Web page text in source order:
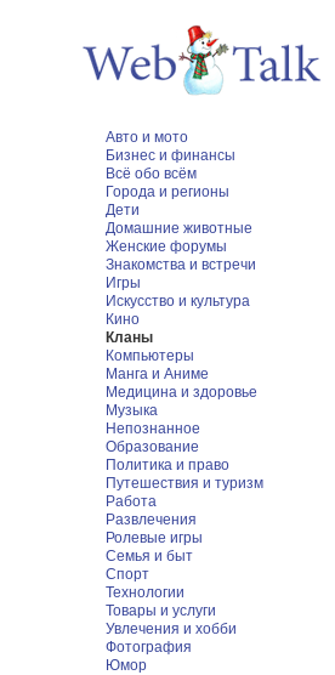
Авто и мото
Бизнес и финансы
Всё обо всём
Города и регионы
Дети
Домашние животные
Женские форумы
Знакомства и встречи
Игры
Искусство и культура
Кино
Кланы
Компьютеры
Манга и Аниме
Медицина и здоровье
Музыка
Непознанное
Образование
Политика и право
Путешествия и туризм
Работа
Развлечения
Ролевые игры
Семья и быт
Спорт
Технологии
Товары и услуги
Увлечения и хобби
Фотография
Юмор